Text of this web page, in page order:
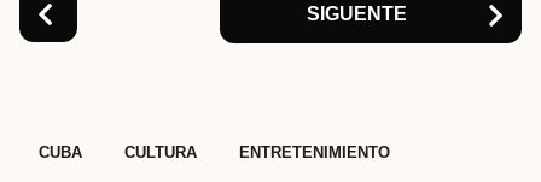
SIGUENTE
CUBA CULTURA ENTRETENIMIENTO